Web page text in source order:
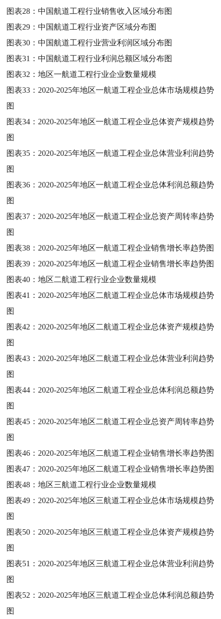
图表28：中国航道工程行业销售收入区域分布图
图表29：中国航道工程行业资产区域分布图
图表30：中国航道工程行业营业利润区域分布图
图表31：中国航道工程行业利润总额区域分布图
图表32：地区一航道工程行业企业数量规模
图表33： 2020-2025年地区一航道工程企业总体市场规模趋势
图
图表34： 2020-2025年地区一航道工程企业总体资产规模趋势
图
图表35： 2020-2025年地区一航道工程企业总体营业利润趋势
图
图表36： 2020-2025年地区一航道工程企业总体利润总额趋势
图
图表37： 2020-2025年地区一航道工程企业总资产周转率趋势
图
图表38： 2020-2025年地区一航道工程企业销售增长率趋势图
图表39： 2020-2025年地区一航道工程企业销售增长率趋势图
图表40：地区二航道工程行业企业数量规模
图表41： 2020-2025年地区二航道工程企业总体市场规模趋势
图
图表42： 2020-2025年地区二航道工程企业总体资产规模趋势
图
图表43： 2020-2025年地区二航道工程企业总体营业利润趋势
图
图表44： 2020-2025年地区二航道工程企业总体利润总额趋势
图
图表45： 2020-2025年地区二航道工程企业总资产周转率趋势
图
图表46： 2020-2025年地区二航道工程企业销售增长率趋势图
图表47： 2020-2025年地区二航道工程企业销售增长率趋势图
图表48：地区三航道工程行业企业数量规模
图表49： 2020-2025年地区三航道工程企业总体市场规模趋势
图
图表50： 2020-2025年地区三航道工程企业总体资产规模趋势
图
图表51： 2020-2025年地区三航道工程企业总体营业利润趋势
图
图表52： 2020-2025年地区三航道工程企业总体利润总额趋势
图